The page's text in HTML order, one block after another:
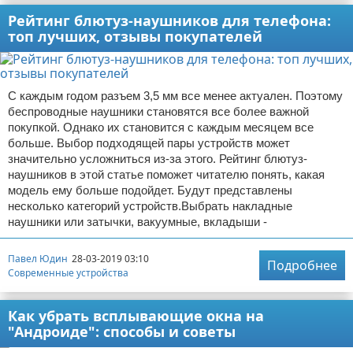
Рейтинг блютуз-наушников для телефона:
топ лучших, отзывы покупателей
С каждым годом разъем 3,5 мм все менее актуален. Поэтому
беспроводные наушники становятся все более важной
покупкой. Однако их становится с каждым месяцем все
больше. Выбор подходящей пары устройств может
значительно усложниться из-за этого. Рейтинг блютуз-
наушников в этой статье поможет читателю понять, какая
модель ему больше подойдет. Будут представлены
несколько категорий устройств.Выбрать накладные
наушники или затычки, вакуумные, вкладыши -
Павел Юдин 28-03-2019 03:10
Современные устройства
Подробнее
Как убрать всплывающие окна на
"Андроиде": способы и советы